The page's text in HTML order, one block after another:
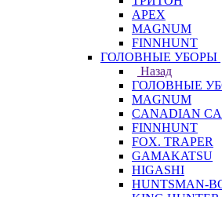
APEX
MAGNUM
FINNHUNT
ГОЛОВНЫЕ УБОРЫ
Назад
ГОЛОВНЫЕ
MAGNUM
CANADIAN
FINNHUNT
FOX. TRAPER
GAMAKATSU
HIGASHI
HUNTSMAN-